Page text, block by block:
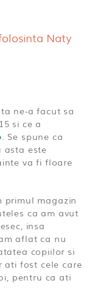
Naty
ne-a facut sa
si ce a
. Se spune ca
asta este
va fi floare
primul magazin
ca am avut
insa
aflat ca nu
copiilor si
ati fost cele care
pentru ca ati